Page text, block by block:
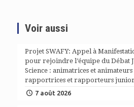
Voir aussi
Projet SWAFY: Appel à
pour rejoindre l’équipe du Débat
Science : animatrices et
rapportrices et rapporteurs
7 août 2026